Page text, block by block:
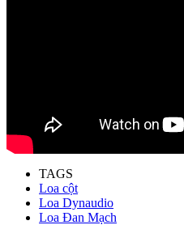
TAGS
Loa cột
Loa Dynaudio
Loa Đan Mạch